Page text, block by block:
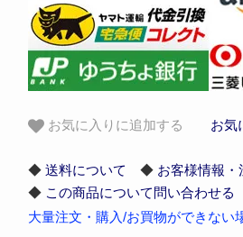
お気に入りに追加する お気
◆ 送料について ◆ お客様情報・
◆ この商品について問い合わせる
大量注文・購入/お買物ができない